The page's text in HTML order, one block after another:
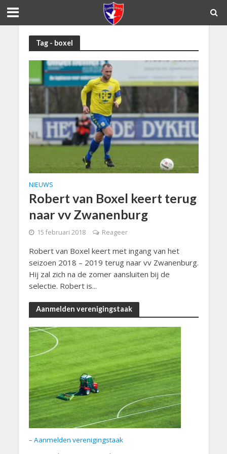
Tag - boxel
NIEUWS
Robert van Boxel keert terug
naar vv Zwanenburg
15 februari 2018 Reageer
Robert van Boxel keert met ingang van het
seizoen 2018 – 2019 terug naar vv Zwanenburg.
Hij zal zich na de zomer aansluiten bij de
selectie. Robert is...
Aanmelden verenigingstaak
– Aanmelden verenigingstaak